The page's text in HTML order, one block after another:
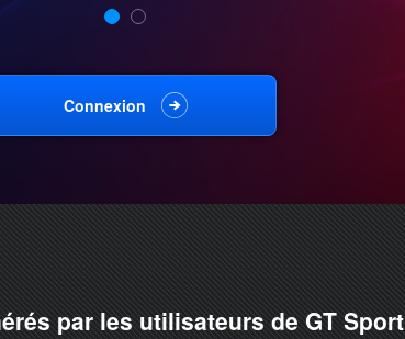
Connexion
par les utilisateurs de GT Sport